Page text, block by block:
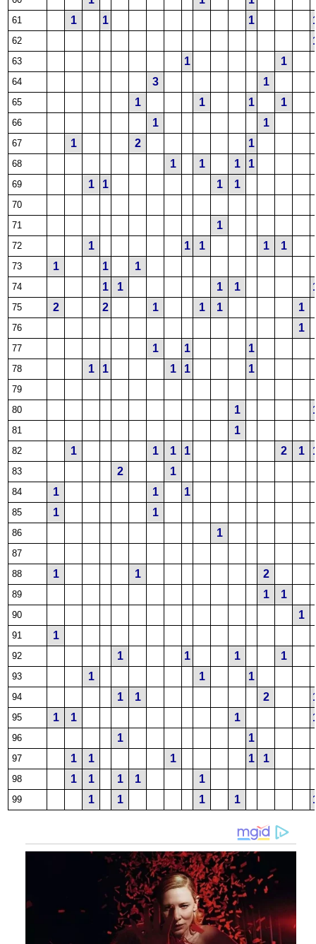
61 1 1 1
62
63 1 1
64 3 1
65 1 1 1 1
66 1 1
67 1 2 1
68 1 1 1 1
69 1 1 1 1
70
71
1
72 1 1 1 1 1
73 1 1 1
74 1 1 1 1
75 2 2 1 1 1 1
76 1
77 1 1 1
78 1 1 1 1 1
79
80
1
81 1
82 1 1 1 1 2 1
83 2 1
84 1 1 1
85 1 1
86 1
87
88
1 1 2
89 1 1
90 1
91 1
92 1 1 1 1
93 1 1 1
94 1 1 2
95 1 1 1
96 1 1
97 1 1 1 1 1
98 1 1 1 1 1
99 1 1 1 1